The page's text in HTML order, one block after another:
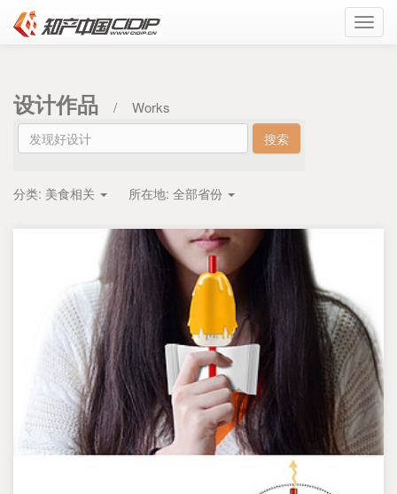
设计作品 / Works
分类: 美食相关 所在地: 全部省份